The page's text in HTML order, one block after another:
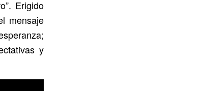
Erigido
mensaje
y